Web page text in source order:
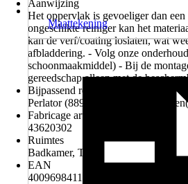
Aanwijzing
Het oppervlak is gevoeliger dan
ongeschikte reiniger kan het
kan de verf/coating loslaten, wat
afbladdering. - Volg onze
schoonmaakmiddel) - Bij de
gereedschap alleen met de
Bijpassend reserveonderdeel
Perlator (8890250),
Fabricage artikelnummer
43620302
Ruimtes
Badkamer, Toilet
EAN
4009698411439
Maattekening